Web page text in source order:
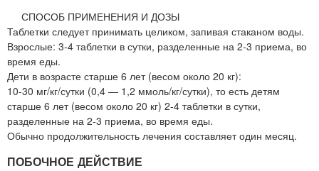
СПОСОБ ПРИМЕНЕНИЯ И ДОЗЫ
Таблетки следует принимать целиком, запивая стаканом воды.
Взрослые: 3-4 таблетки в сутки, разделенные на 2-3 приема, во
время еды.
Дети в возрасте старше 6 лет (весом около 20 кг):
10-30 мг/кг/сутки (0,4 — 1,2 ммоль/кг/сутки), то есть детям
старше 6 лет (весом около 20 кг) 2-4 таблетки в сутки,
разделенные на 2-3 приема, во время еды.
Обычно продолжительность лечения составляет один месяц.
ПОБОЧНОЕ ДЕЙСТВИЕ